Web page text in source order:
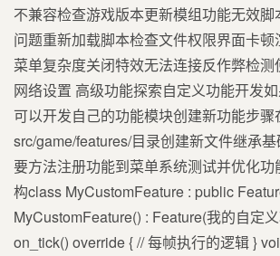
不兼容检查游戏版本更新模组功能无效
问题重新加载脚本检查文件权限界面卡
菜单复杂度关闭特效无法连接反作弊检
网络设置 高级功能探索自定义功能开发
可以开发自己的功能模块创建新功能步骤
src/game/features/目录创建新文件继承
要方法注册功能到菜单系统测试并优化
构class MyCustomFeature : public
MyCustomFeature() : Feature(我的自定
on_tick() override { // 每帧执行的逻辑 }